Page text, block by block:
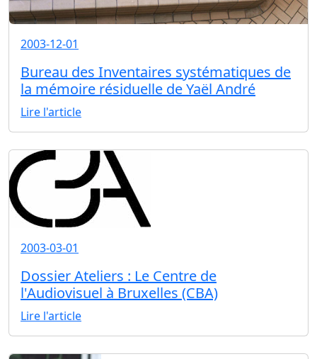
2003-12-01
Bureau des Inventaires systématiques de
la mémoire résiduelle de Yaël André
Lire l'article
2003-03-01
Dossier Ateliers : Le Centre de
l'Audiovisuel à Bruxelles (CBA)
Lire l'article